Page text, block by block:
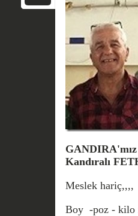
Kandıralı
Meslek hariç,,,,
Boy -poz - kilo